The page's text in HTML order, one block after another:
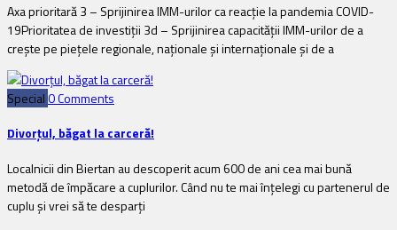
Axa prioritară 3 – Sprijinirea IMM-urilor ca reacție la pandemia COVID-
19Prioritatea de investiții 3d – Sprijinirea capacității IMM-urilor de a
crește pe piețele regionale, naționale și internaționale și de a
Special0 Comments
Divorțul, băgat la carceră!
Localnicii din Biertan au descoperit acum 600 de ani cea mai bună
metodă de împăcare a cuplurilor. Când nu te mai înțelegi cu partenerul de
cuplu și vrei să te desparți